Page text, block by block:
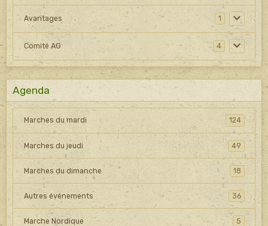
Avantages 1
Comité AG 4
Agenda
Marches du mardi 124
Marches du jeudi 49
Marches du dimanche 18
Autres événements 36
Marche Nordique 5